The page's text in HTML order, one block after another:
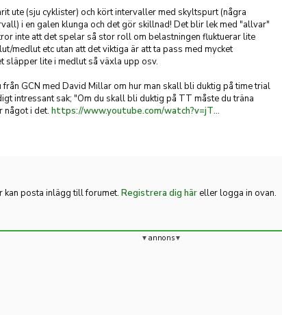
ute (sju cyklister) och kört intervaller med skyltspurt (några
i en galen klunga och det gör skillnad! Det blir lek med "allvar"
inte att det spelar så stor roll om belastningen fluktuerar lite
medlut etc utan att det viktiga är att ta pass med mycket
släpper lite i medlut så växla upp osv.
från GCN med David Millar om hur man skall bli duktig på time trial
intressant sak; "Om du skall bli duktig på TT måste du träna
något i det.
https://www.youtube.com/watch?v=jTV6yOkZQ-w
kan posta inlägg till forumet. Registrera dig häreller logga in ovan.
annons